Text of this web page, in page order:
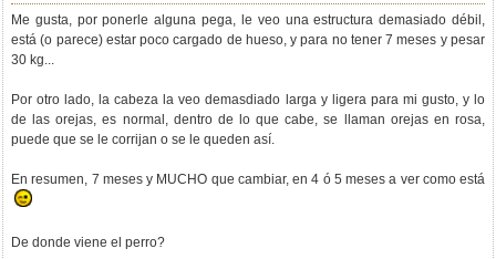
Me gusta, por ponerle alguna pega, le veo una estructura demasiado débil,
está (o parece) estar poco cargado de hueso, y para no tener 7 meses y pesar
30 kg...
Por otro lado, la cabeza la veo demasdiado larga y ligera para mi gusto, y lo
de las orejas, es normal, dentro de lo que cabe, se llaman orejas en rosa,
puede que se le corrijan o se le queden así.
En resumen, 7 meses y MUCHO que cambiar, en 4 ó 5 meses a ver como está
De donde viene el perro?